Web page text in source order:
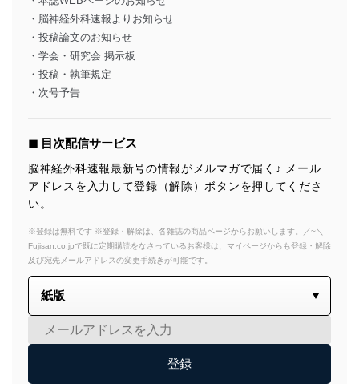
・脳神経外科速報よりお知らせ
・投稿論文のお知らせ
・学会・研究会 掲示板
・投稿・執筆規定
・次号予告
◼︎ 目次配信サービス
脳神経外科速報最新号の情報がメルマガで届く♪ メール
アドレスを入力して登録（解除）ボタンを押してくださ
い。
※登録は無料です ※登録・解除は、各雑誌の商品ページからお願いします。／~＼
Fujisan.co.jpで既に定期購読をなさっているお客様は、マイページからも登録・解除
及び宛先メールアドレスの変更手続きが可能です。